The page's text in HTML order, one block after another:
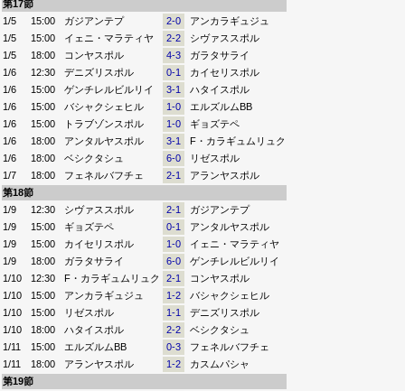
第17節
1/5
15:00 ガジアンテプ 2-0
アンカラギュジュ
1/5
15:00 イェニ・マラティヤ 2-2
シヴァススポル
1/5
18:00 コンヤスポル 4-3
ガラタサライ
1/6
12:30 デニズリスポル 0-1
カイセリスポル
1/6
15:00 ゲンチレルビルリイ 3-1
ハタイスポル
1/6
15:00 バシャクシェヒル 1-0
エルズルムBB
1/6
15:00 トラブゾンスポル 1-0
ギョズテペ
1/6
18:00 アンタルヤスポル 3-1
F・カラギュムリュク
1/6
18:00 ベシクタシュ 6-0
リゼスポル
1/7
18:00 フェネルバフチェ 2-1
アランヤスポル
第18節
1/9
12:30 シヴァススポル 2-1
ガジアンテプ
1/9
15:00 ギョズテペ 0-1
アンタルヤスポル
1/9
15:00 カイセリスポル 1-0
イェニ・マラティヤ
1/9
18:00 ガラタサライ 6-0
ゲンチレルビルリイ
1/10
12:30 F・カラギュムリュク 2-1
コンヤスポル
1/10
15:00 アンカラギュジュ 1-2
バシャクシェヒル
1/10
15:00 リゼスポル 1-1
デニズリスポル
1/10
18:00 ハタイスポル 2-2
ベシクタシュ
1/11
15:00 エルズルムBB 0-3
フェネルバフチェ
1/11
18:00 アランヤスポル 1-2
カスムパシャ
第19節